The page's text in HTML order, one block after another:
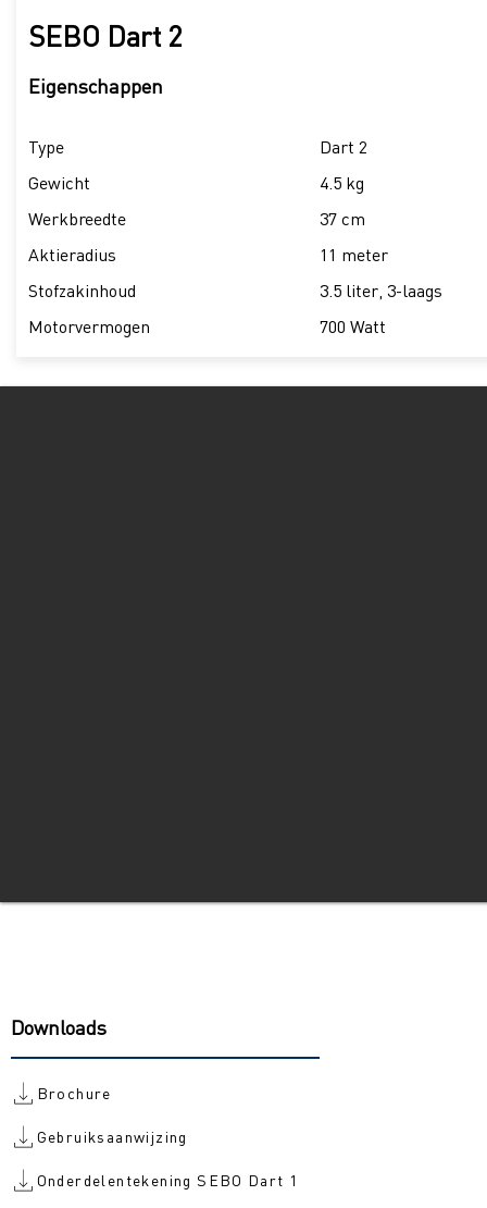
SEBO Dart 2
Eigenschappen
Type
Gewicht
Werkbreedte
Aktieradius
Stofzakinhoud
Motorvermogen
Dart 2
4.5 kg
37 cm
11 meter
3.5 liter, 3-laags
700 Watt
Downloads
Brochure
Gebruiksaanwijzing
Onderdelentekening SEBO Dart 1